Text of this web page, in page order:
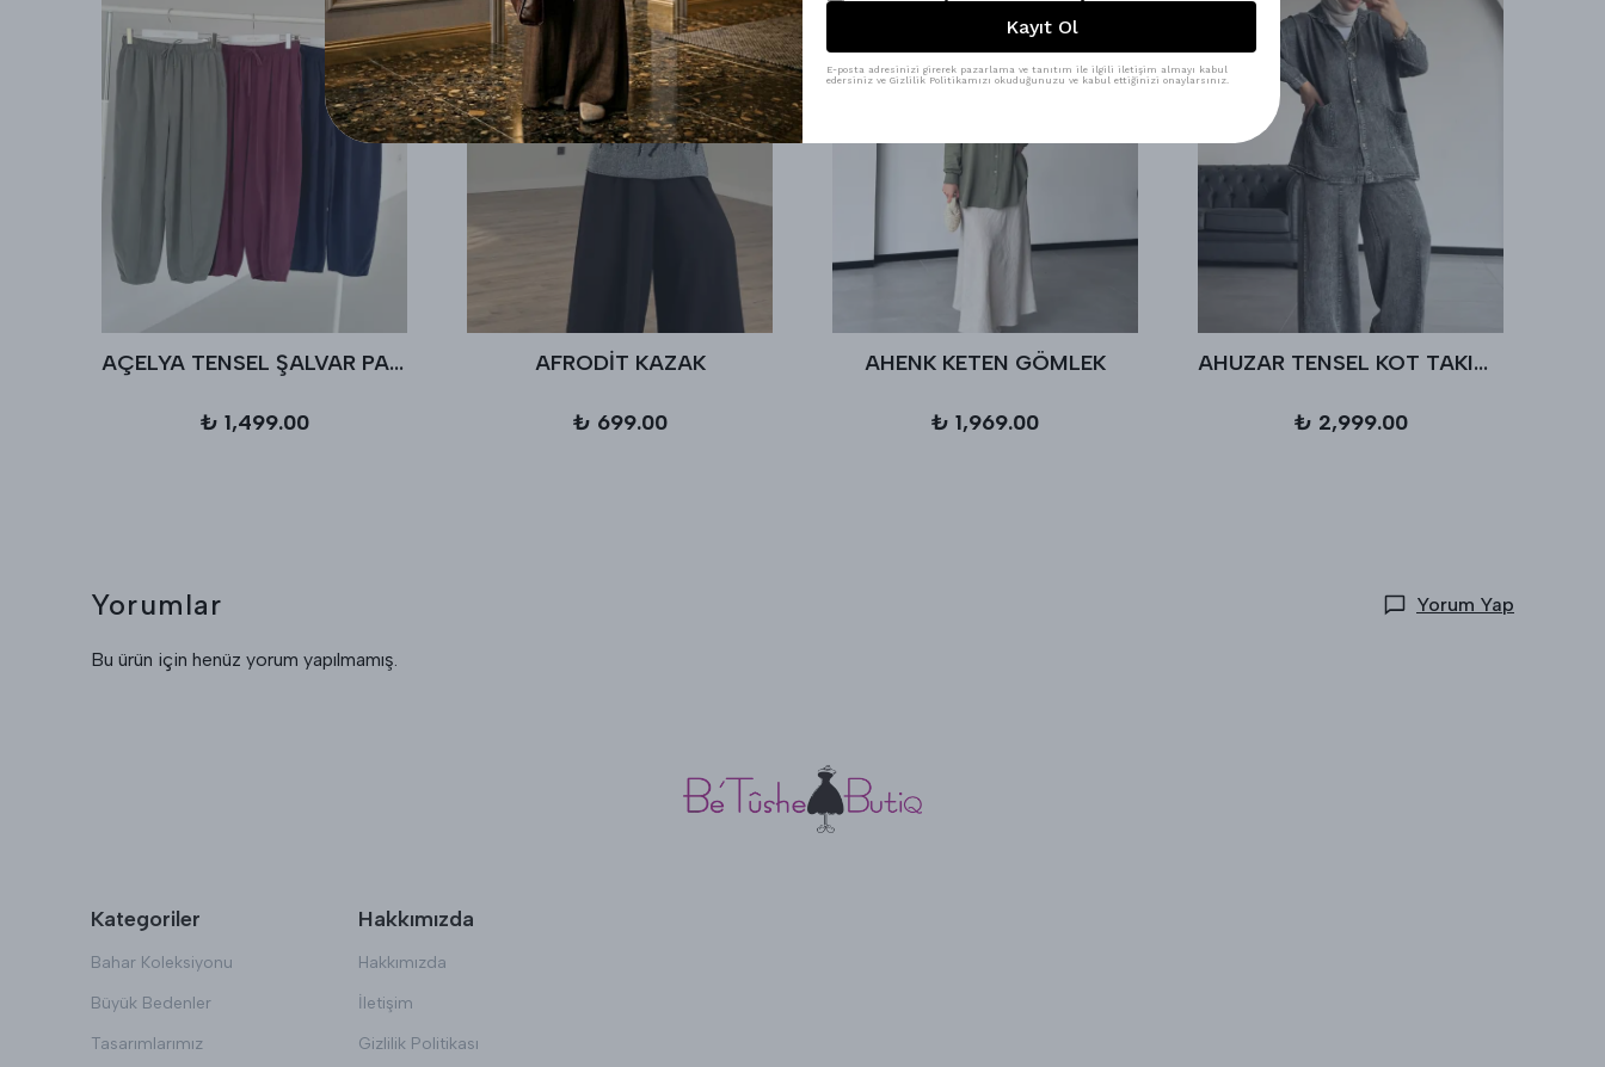
AÇELYA TENSEL ŞALVAR PANTALON
₺ 1,499.00
AFRODİT KAZAK
₺ 699.00
AHENK KETEN GÖMLEK
₺ 1,969.00
AHUZAR TENSEL KOT TAKIM - Antrasit
₺ 2,999.00
Yorumlar Yorum Yap
Bu ürün için henüz yorum yapılmamış.
Kategoriler
Bahar Koleksiyonu
Büyük Bedenler
Tasarımlarımız
Hakkımızda
Hakkımızda
İletişim
Gizlilik Politikası
Kayıt Ol
E-posta adresinizi girerek pazarlama ve tanıtım ile ilgili iletişim almayı kabul
edersiniz ve Gizlilik Politikamızı okuduğunuzu ve kabul ettiğinizi onaylarsınız.